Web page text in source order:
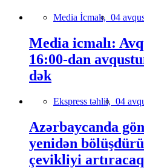
Media İcmalı, 04
Media icmalı:
16:00-dan
dək
Ekspress təhlil, 04
Azərbaycanda
yenidən
çevikliyi